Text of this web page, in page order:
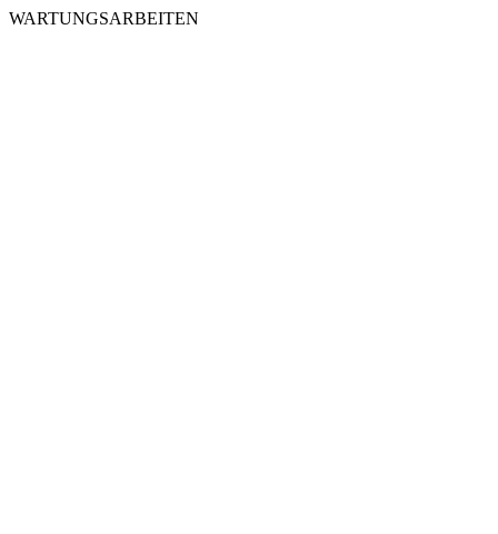
WARTUNGSARBEITEN